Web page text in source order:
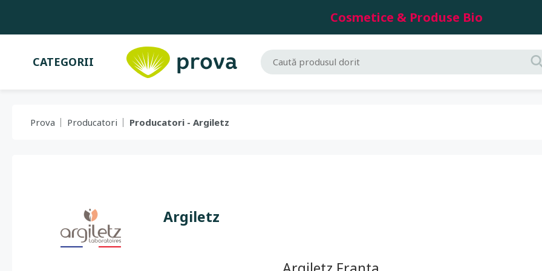
Cosmetice & Produse Bio
CATEGORII
Prova Producatori Producatori - Argiletz
Argiletz